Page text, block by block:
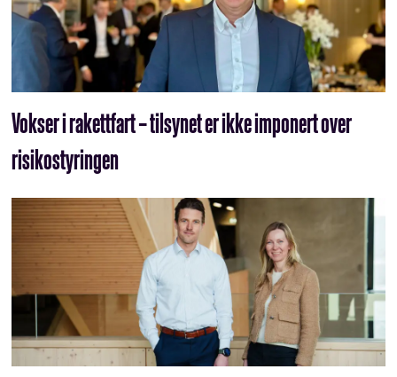
Vokser i rakettfart – tilsynet er ikke imponert over
risikostyringen